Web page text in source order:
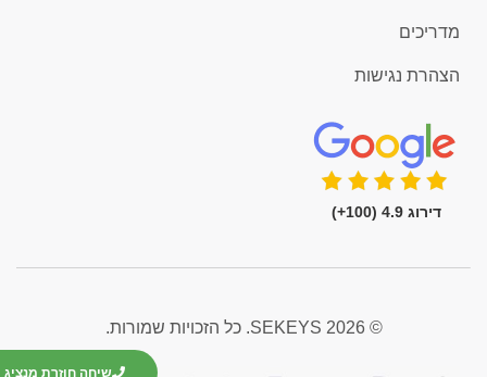
שיחה חוזרת מנציג
מדריכים
הצהרת נגישות
דירוג 4.9 (100+)
© 2026 SEKEYS. כל הזכויות שמורות.